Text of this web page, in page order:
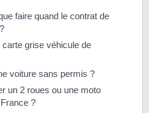
faire quand le contrat de
grise véhicule de
voiture sans permis ?
un 2 roues ou une moto
?